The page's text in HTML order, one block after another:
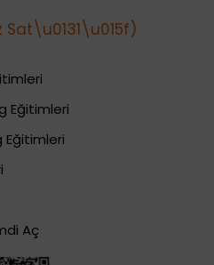
Sat\u0131\u015f)
Eğitimleri
Eğitimleri
Aç